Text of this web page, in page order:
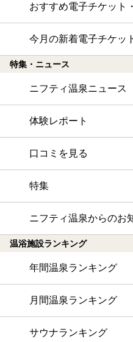
おすすめ電子チケット
今月の新着電子チケッ
特集・ニュース
ニフティ温泉ニュース
体験レポート
口コミを見る
特集
ニフティ温泉からのお
温浴施設ランキング
年間温泉ランキング
月間温泉ランキング
サウナランキング